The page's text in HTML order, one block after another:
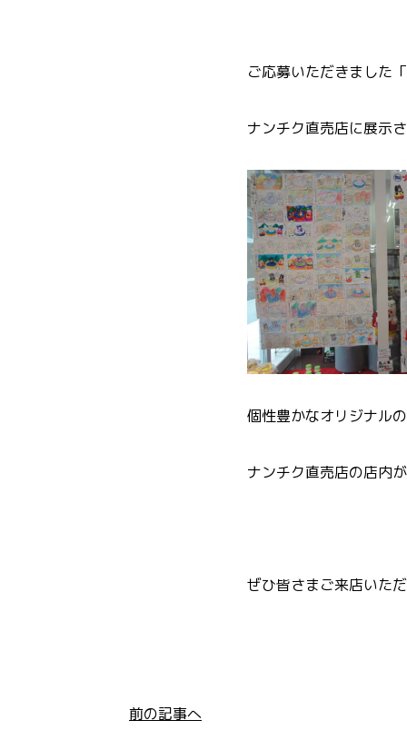
ご応募いただきました
ナンチク直売店に展示
個性豊かなオリジナル
ナンチク直売店の店内
ぜひ皆さまご来店いた
前の記事へ